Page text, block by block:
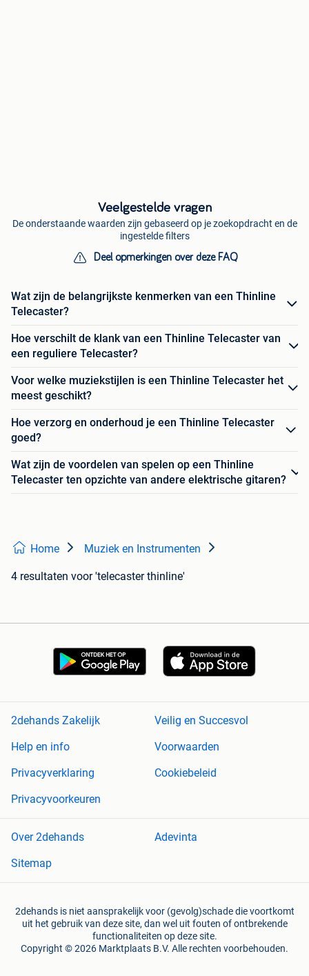
Veelgestelde vragen
De onderstaande waarden zijn gebaseerd op je zoekopdracht en de
ingestelde filters
Deel opmerkingen over deze FAQ
Wat zijn de belangrijkste kenmerken van een Thinline
Telecaster?
Hoe verschilt de klank van een Thinline Telecaster van
een reguliere Telecaster?
Voor welke muziekstijlen is een Thinline Telecaster het
meest geschikt?
Hoe verzorg en onderhoud je een Thinline Telecaster
goed?
Wat zijn de voordelen van spelen op een Thinline
Telecaster ten opzichte van andere elektrische gitaren?
Home Muziek en Instrumenten
4 resultaten voor 'telecaster thinline'
2dehands Zakelijk
Veilig en Succesvol
Help en info
Voorwaarden
Privacyverklaring
Cookiebeleid
Privacyvoorkeuren
Over 2dehands
Adevinta
Sitemap
2dehands is niet aansprakelijk voor (gevolg)schade die voortkomt
uit het gebruik van deze site, dan wel uit fouten of ontbrekende
functionaliteiten op deze site.
Copyright © 2026 Marktplaats B.V. Alle rechten voorbehouden.